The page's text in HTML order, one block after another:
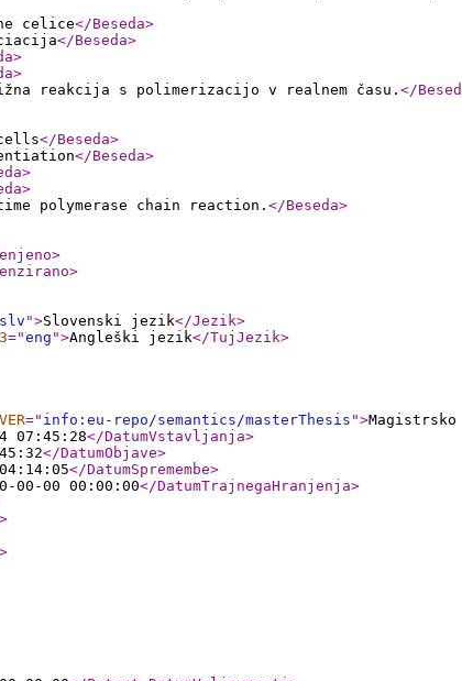
celice</Beseda>
</Beseda>
>
>
reakcija s polimerizacijo v realnem času. </
cells</Beseda>
</Beseda>
>
>
polymerase chain reaction. </Beseda>
>
>
slv ">Slovenski jezik</Jezik>
="eng ">Angleški jezik</TujJezik>
=" info:eu-repo/semantics/masterThesis ">
07:45:28</DatumVstavljanja>
</DatumObjave>
</DatumSpremembe>
00-00 00:00:00</DatumTrajnegaHranjenja>
>
>